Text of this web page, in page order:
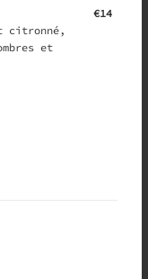
citronné,
et
€14